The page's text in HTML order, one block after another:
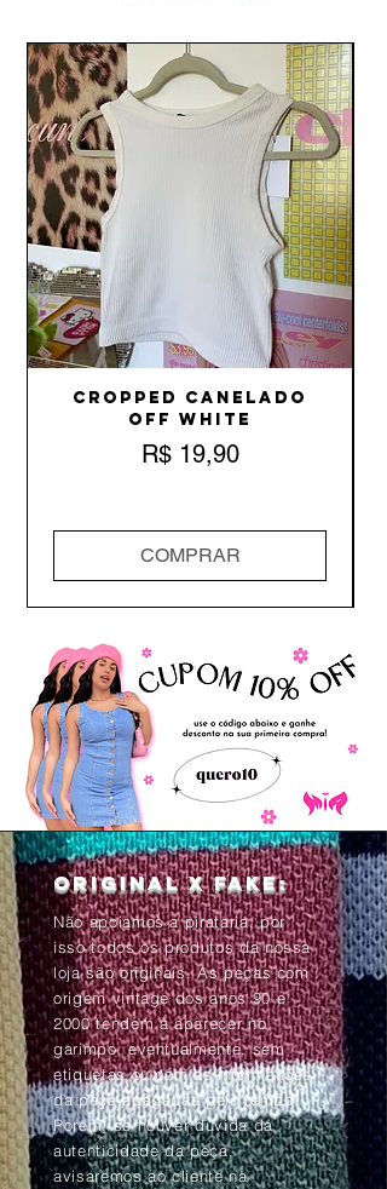
Cropped Canelado
Off White
Preço
R$ 19,90
COMPRAR
Original x Fake:
Não apoiamos a pirataria, por
isso todos os produtos da nossa
loja são originais. As peças com
origem vintage dos anos 90 e
2000 tendem à aparecer no
garimpo, eventualmente, sem
etiquetas ou com as informações
da peça apagadas pelo tempo.
Porém, se houver dúvida da
autenticidade da peça,
avisaremos ao cliente na